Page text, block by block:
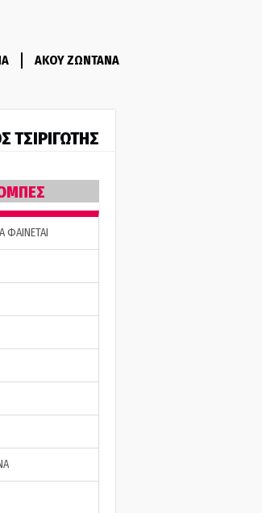
ΑΚΟΥ ΖΩΝΤΑΝΑ
ΤΣΙΡΙΓΩΤΗΣ